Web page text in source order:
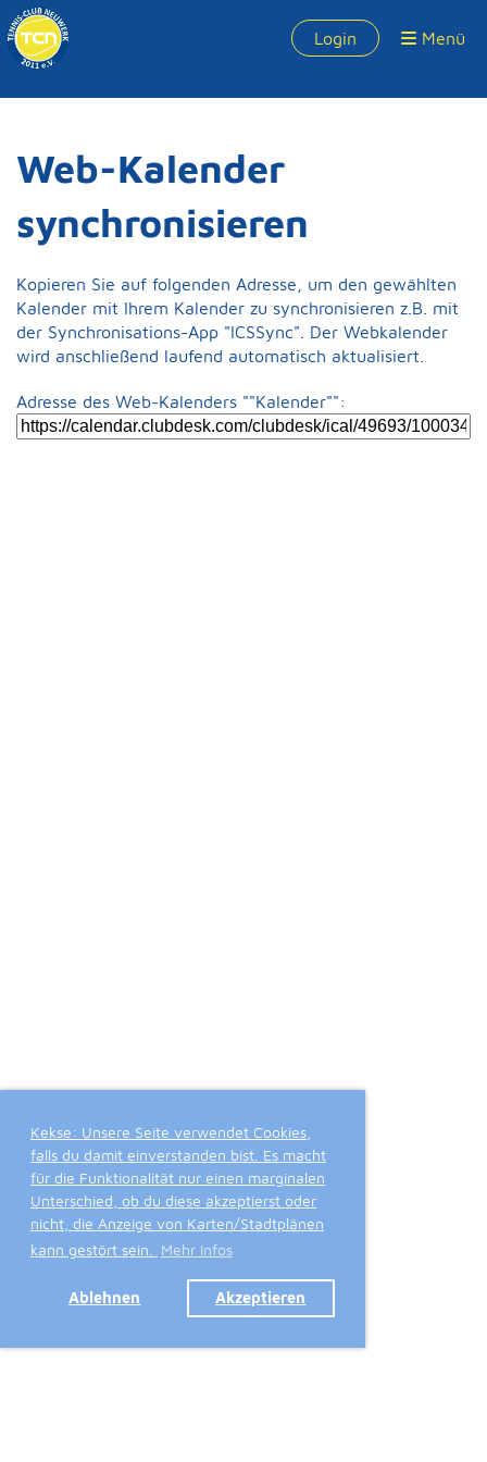
Kekse: Unsere Seite verwendet Cookies,
falls du damit einverstanden bist. Es macht
für die Funktionalität nur einen marginalen
Unterschied, ob du diese akzeptierst oder
nicht, die Anzeige von Karten/Stadtplänen
kann gestört sein.
Mehr Infos
Ablehnen Akzeptieren
Login Menü
Web-Kalender
synchronisieren
Kopieren Sie auf folgenden Adresse, um den gewählten
Kalender mit Ihrem Kalender zu synchronisieren z.B. mit
der Synchronisations-App "ICSSync". Der Webkalender
wird anschließend laufend automatisch aktualisiert.
Adresse des Web-Kalenders ""Kalender"":